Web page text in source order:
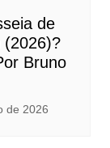
de
(2026)?
Bruno
de 2026